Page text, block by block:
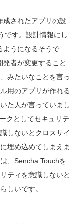
成されたアプリの設
です。設計情報にし
ようになるそうで
者が変更すること
みたいなことを言っ
用のアプリが作れる
た人が言っていまし
クとしてセキュリテ
しないとクロスサイ
埋め込めてしまえま
、Sencha Touchを
ティを意識しないと
しいです。